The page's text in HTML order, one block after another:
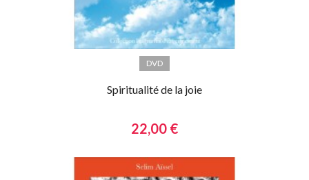
DVD
Spiritualité de la joie
22,00 €